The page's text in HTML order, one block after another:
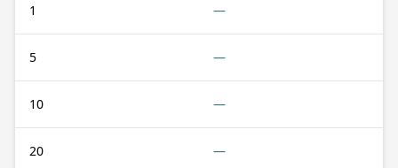
1 —
5 —
10 —
20 —